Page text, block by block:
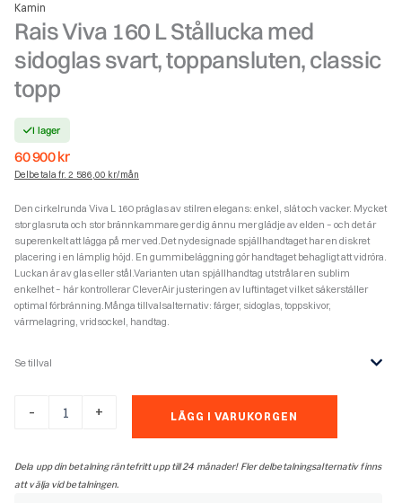
Kamin
Rais Viva 160 L Stållucka med
sidoglas svart, toppansluten, classic
topp
I lager
60 900kr
Delbetala fr. 2 586,00 kr/mån
Den cirkelrunda Viva L 160 präglas av stilren elegans: enkel, slät och vacker. Mycket
stor glasruta och stor brännkammare ger dig ännu mer glädje av elden – och det är
superenkelt att lägga på mer ved.Det nydesignade spjällhandtaget har en diskret
placering i en lämplig höjd. En gummibeläggning gör handtaget behagligt att vidröra.
Luckan är av glas eller stål.Varianten utan spjällhandtag utstrålar en sublim
enkelhet – här kontrollerar CleverAir justeringen av luftintaget vilket säkerställer
optimal förbränning.Många tillvalsalternativ: färger, sidoglas, toppskivor,
värmelagring, vridsockel, handtag.
Se tillval
-
Stållucka
med
+ LÄGG I VARUKORGEN
Dela upp din betalning räntefritt upp till 24 månader! Fler delbetalningsalternativ finns
att välja vid betalningen.